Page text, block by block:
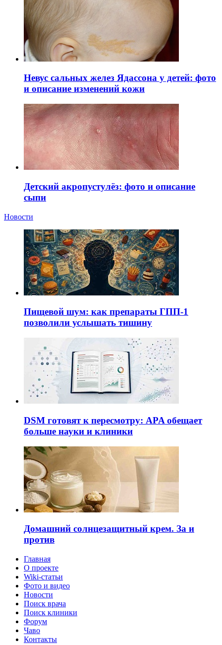
Невус сальных желез Ядассона у детей: фото
и описание изменений кожи
Детский акропустулёз: фото и описание
сыпи
Новости
Пищевой шум: как препараты ГПП-1
позволили услышать тишину
DSM готовят к пересмотру: APA обещает
больше науки и клиники
Домашний солнцезащитный крем. За и
против
Главная
О проекте
Wiki-статьи
Фото и видео
Новости
Поиск врача
Поиск клиники
Форум
Чаво
Контакты